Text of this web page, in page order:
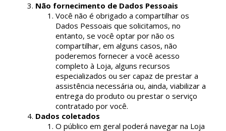
Não fornecimento de Dados Pessoais
Você não é obrigado a compartilhar os
Dados Pessoais que solicitamos, no
entanto, se você optar por não os
compartilhar, em alguns casos, não
poderemos fornecer a você acesso
completo à Loja, alguns recursos
especializados ou ser capaz de prestar a
assistência necessária ou, ainda, viabilizar a
entrega do produto ou prestar o serviço
contratado por você.
Dados coletados
O público em geral poderá navegar na Loja